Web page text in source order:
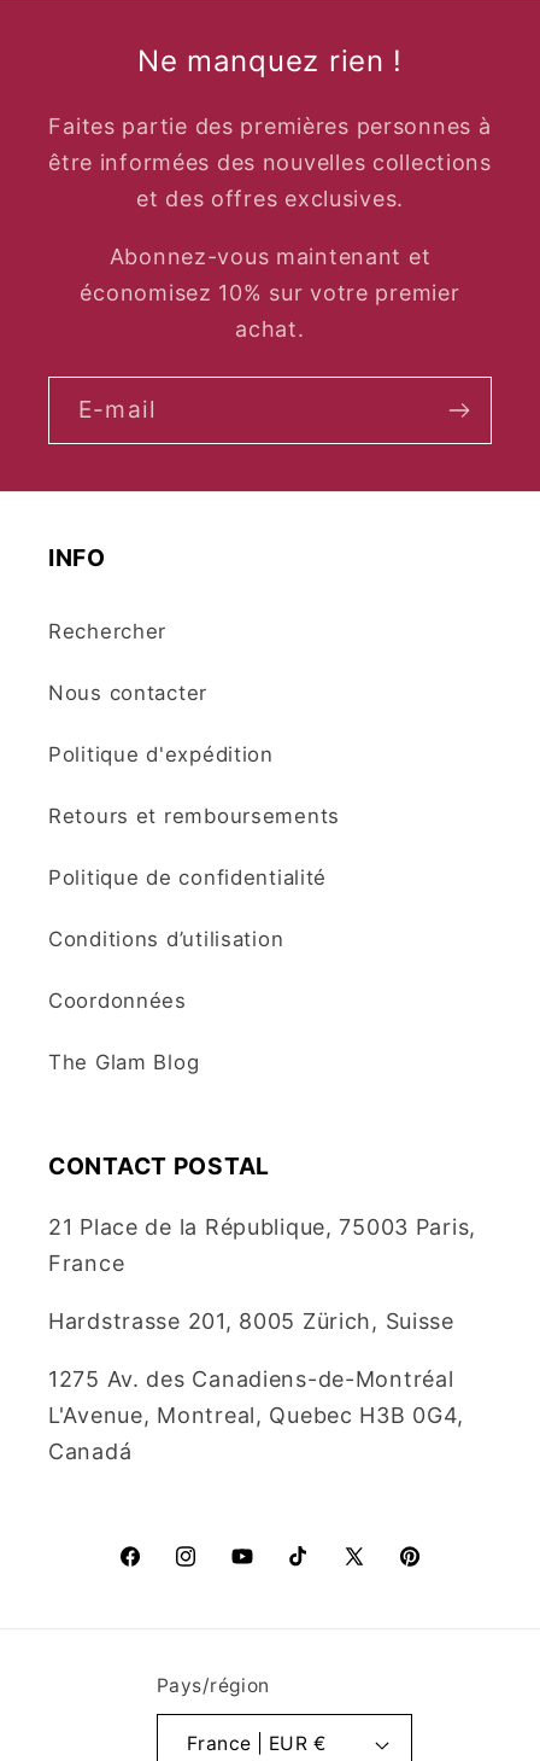
Ne manquez rien !
Faites partie des premières personnes à
être informées des nouvelles collections
et des offres exclusives.
Abonnez-vous maintenant et
économisez 10% sur votre premier
achat.
E-mail
INFO
Rechercher
Nous contacter
Politique d'expédition
Retours et remboursements
Politique de confidentialité
Conditions d’utilisation
Coordonnées
The Glam Blog
CONTACT POSTAL
21 Place de la République, 75003 Paris,
France
Hardstrasse 201, 8005 Zürich, Suisse
1275 Av. des Canadiens-de-Montréal
L'Avenue, Montreal, Quebec H3B 0G4,
Canadá
FacebookInstagramYouTubeTikTokX
Pinterest
Pays/région
France | EUR €